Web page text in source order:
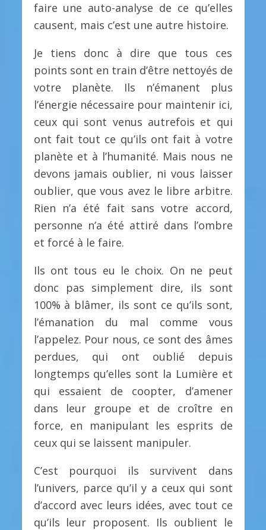
faire une auto-analyse de ce qu’elles
causent, mais c’est une autre histoire.
Je tiens donc à dire que tous ces
points sont en train d’être nettoyés de
votre planète. Ils n’émanent plus
l’énergie nécessaire pour maintenir ici,
ceux qui sont venus autrefois et qui
ont fait tout ce qu’ils ont fait à votre
planète et à l’humanité. Mais nous ne
devons jamais oublier, ni vous laisser
oublier, que vous avez le libre arbitre.
Rien n’a été fait sans votre accord,
personne n’a été attiré dans l’ombre
et forcé à le faire.
Ils ont tous eu le choix. On ne peut
donc pas simplement dire, ils sont
100% à blâmer, ils sont ce qu’ils sont,
l’émanation du mal comme vous
l’appelez. Pour nous, ce sont des âmes
perdues, qui ont oublié depuis
longtemps qu’elles sont la Lumière et
qui essaient de coopter, d’amener
dans leur groupe et de croître en
force, en manipulant les esprits de
ceux qui se laissent manipuler.
C’est pourquoi ils survivent dans
l’univers, parce qu’il y a ceux qui sont
d’accord avec leurs idées, avec tout ce
qu’ils leur proposent. Ils oublient le